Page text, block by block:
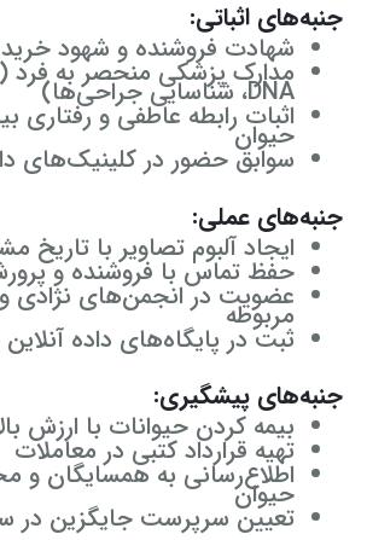
جنبه‌های اثباتی:
شهادت فروشنده و شهود خرید
مدارک پزشکی منحصر به فرد
DNA، شناسایی جراحی‌ها)
اثبات رابطه عاطفی و رفتاری
حیوان
سوابق حضور در کلینیک‌های
جنبه‌های عملی:
ایجاد آلبوم تصاویر با
حفظ تماس با فروشنده و
عضویت در انجمن‌های نژادی
مربوطه
ثبت در پایگاه‌های داده
جنبه‌های پیشگیری:
بیمه کردن حیوانات با ارزش
تهیه قرارداد کتبی در معاملات
اطلاع‌رسانی به همسایگان و
حیوان
تعیین سرپرست جایگزین در